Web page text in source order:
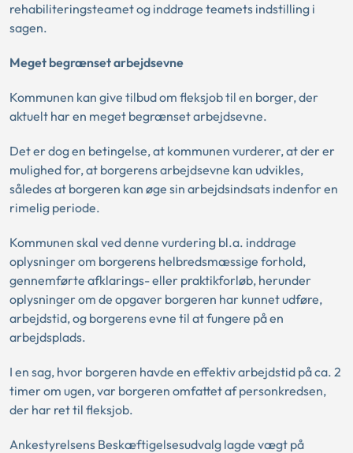
rehabiliteringsteamet og inddrage teamets indstilling i
sagen.
Meget begrænset arbejdsevne
Kommunen kan give tilbud om fleksjob til en borger, der
aktuelt har en meget begrænset arbejdsevne.
Det er dog en betingelse, at kommunen vurderer, at der er
mulighed for, at borgerens arbejdsevne kan udvikles,
således at borgeren kan øge sin arbejdsindsats indenfor en
rimelig periode.
Kommunen skal ved denne vurdering bl.a. inddrage
oplysninger om borgerens helbredsmæssige forhold,
gennemførte afklarings- eller praktikforløb, herunder
oplysninger om de opgaver borgeren har kunnet udføre,
arbejdstid, og borgerens evne til at fungere på en
arbejdsplads.
I en sag, hvor borgeren havde en effektiv arbejdstid på ca. 2
timer om ugen, var borgeren omfattet af personkredsen,
der har ret til fleksjob.
Ankestyrelsens Beskæftigelsesudvalg lagde vægt på